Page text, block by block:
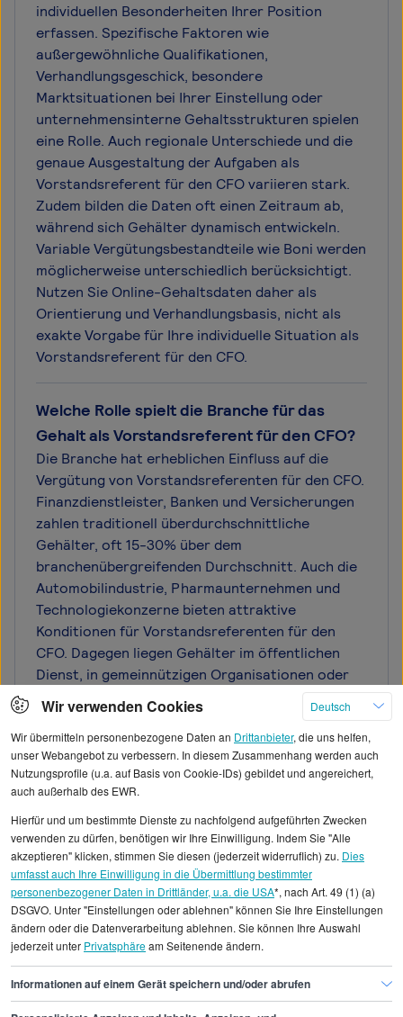
individuellen Besonderheiten Ihrer Position
erfassen. Spezifische Faktoren wie
außergewöhnliche Qualifikationen,
Verhandlungsgeschick, besondere
Marktsituationen bei Ihrer Einstellung oder
unternehmensinterne Gehaltsstrukturen spielen
eine Rolle. Auch regionale Unterschiede und die
genaue Ausgestaltung der Aufgaben als
Vorstandsreferent für den CFO variieren stark.
Zudem bilden die Daten oft einen Zeitraum ab,
während sich Gehälter dynamisch entwickeln.
Variable Vergütungsbestandteile wie Boni werden
möglicherweise unterschiedlich berücksichtigt.
Nutzen Sie Online-Gehaltsdaten daher als
Orientierung und Verhandlungsbasis, nicht als
exakte Vorgabe für Ihre individuelle Situation als
Vorstandsreferent für den CFO.
Welche Rolle spielt die Branche für das
Gehalt als Vorstandsreferent für den CFO?
Die Branche hat erheblichen Einfluss auf die
Vergütung von Vorstandsreferenten für den CFO.
Finanzdienstleister, Banken und Versicherungen
zahlen traditionell überdurchschnittliche
Gehälter, oft 15-30% über dem
branchenübergreifenden Durchschnitt. Auch die
Automobilindustrie, Pharmaunternehmen und
Technologiekonzerne bieten attraktive
Konditionen für Vorstandsreferenten für den
CFO. Dagegen liegen Gehälter im öffentlichen
Dienst, in gemeinnützigen Organisationen oder
im Einzelhandel meist am unteren Ende der
Spanne. Die Branche bestimmt auch die
Komplexität der Finanzthemen: Ein
Vorstandsreferent für den CFO in der
Finanzbranche benötigt tiefere fachliche
widerspiegelt. Bei der Karriereplanung sollten
Vorstandsreferenten für den CFO neben dem
Gehalt auch Faktoren wie Arbeitskultur, Work-
Life-Balance und langfristige
Entwicklungsperspektiven der jeweiligen Branche
berücksichtigen.
Wir verwenden Cookies
Deutsch
Wir übermitteln personenbezogene Daten an Drittanbieter, die uns helfen,
unser Webangebot zu verbessern. In diesem Zusammenhang werden auch
Nutzungsprofile (u.a. auf Basis von Cookie-IDs) gebildet und angereichert,
auch außerhalb des EWR.
Hierfür und um bestimmte Dienste zu nachfolgend aufgeführten Zwecken
verwenden zu dürfen, benötigen wir Ihre Einwilligung. Indem Sie "Alle
akzeptieren" klicken, stimmen Sie diesen (jederzeit widerruflich) zu. Dies
umfasst auch Ihre Einwilligung in die Übermittlung bestimmter
personenbezogener Daten in Drittländer, u.a. die USA*, nach Art. 49 (1) (a)
DSGVO. Unter "Einstellungen oder ablehnen" können Sie Ihre Einstellungen
ändern oder die Datenverarbeitung ablehnen. Sie können Ihre Auswahl
jederzeit unter Privatsphäream Seitenende ändern.
Informationen auf einem Gerät speichern und/oder abrufen